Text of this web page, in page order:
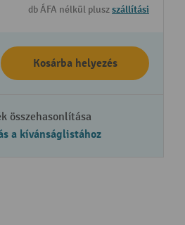
db ÁFA nélkül pluszszállítási
Kosárba helyezés
összehasonlítása
a kívánságlistához